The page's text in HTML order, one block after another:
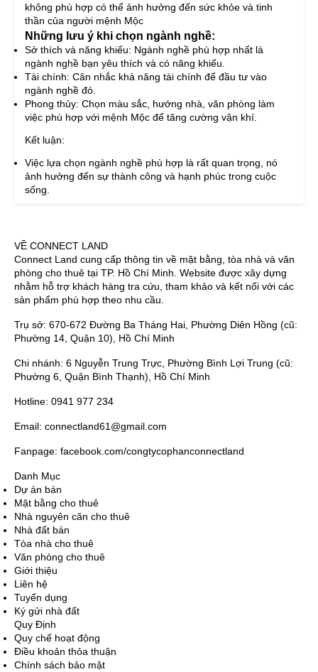
không phù hợp có thể ảnh hưởng đến sức khỏe và tinh
thần của người mệnh Mộc
Những lưu ý khi chọn ngành nghề:
Sở thích và năng khiếu: Ngành nghề phù hợp nhất là
ngành nghề bạn yêu thích và có năng khiếu.
Tài chính: Cân nhắc khả năng tài chính để đầu tư vào
ngành nghề đó.
Phong thủy: Chọn màu sắc, hướng nhà, văn phòng làm
việc phù hợp với mệnh Mộc để tăng cường vận khí.
Kết luận:
Việc lựa chọn ngành nghề phù hợp là rất quan trọng, nó
ảnh hưởng đến sự thành công và hạnh phúc trong cuộc
sống.
VỀ CONNECT LAND
Connect Land cung cấp thông tin về mặt bằng, tòa nhà và văn
phòng cho thuê tại TP. Hồ Chí Minh. Website được xây dựng
nhằm hỗ trợ khách hàng tra cứu, tham khảo và kết nối với các
sản phẩm phù hợp theo nhu cầu.
Trụ sở: 670-672 Đường Ba Tháng Hai, Phường Diên Hồng (cũ:
Phường 14, Quận 10), Hồ Chí Minh
Chi nhánh: 6 Nguyễn Trung Trực, Phường Bình Lợi Trung (cũ:
Phường 6, Quận Bình Thạnh), Hồ Chí Minh
Hotline: 0941 977 234
Email: connectland61@gmail.com
Fanpage: facebook.com/congtycophanconnectland
Danh Mục
Dự án bán
Mặt bằng cho thuê
Nhà nguyên căn cho thuê
Nhà đất bán
Tòa nhà cho thuê
Văn phòng cho thuê
Giới thiệu
Liên hệ
Tuyển dụng
Ký gửi nhà đất
Quy Định
Quy chế hoạt động
Điều khoản thỏa thuận
Chính sách bảo mật